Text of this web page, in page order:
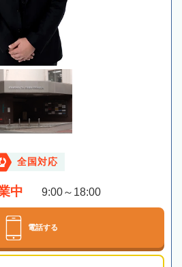
全国対応
中 9:00～18:00
電話する